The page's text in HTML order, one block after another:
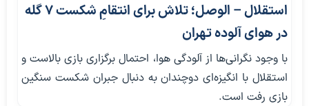
استقلال – الوصل؛ تلاش برای انتقامِ شکست ۷ گله
در هوای آلوده تهران
با وجود نگرانی‌ها از آلودگی هوا، احتمال برگزاری بازی بالاست و
استقلال با انگیزه‌ای دوچندان به دنبال جبران شکست سنگین
بازی رفت است.